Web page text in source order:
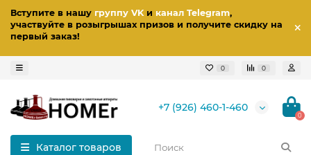
Вступите в нашу группу VKи канал Telegram,
участвуйте в розыгрышах призов и получите скидку на
первый заказ!
0 0
+7 (926) 460-1-460
0
Каталог товаров